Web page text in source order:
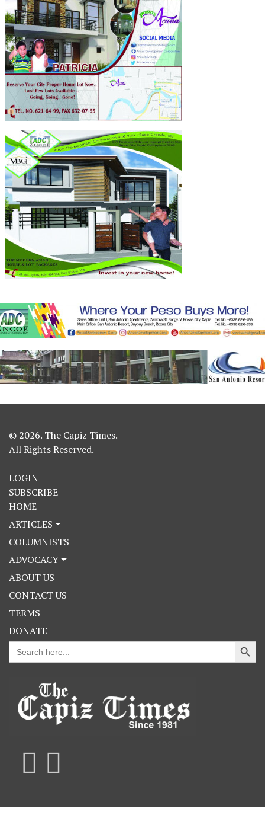
© 2026. The Capiz Times.
All Rights Reserved.
LOGIN
SUBSCRIBE
HOME
ARTICLES
COLUMNISTS
ADVOCACY
ABOUT US
CONTACT US
TERMS
DONATE
Search
for:
Search Button